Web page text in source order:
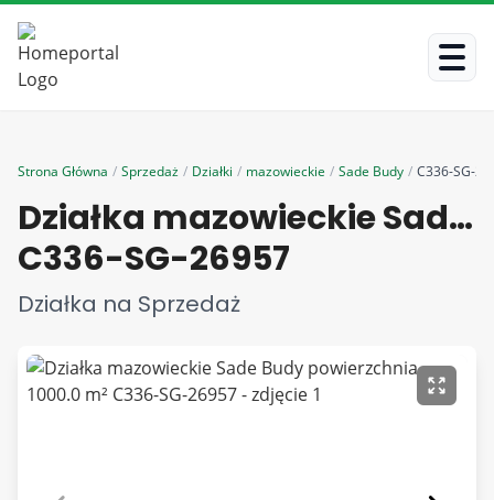
Strona Główna / Sprzedaż / Działki / mazowieckie / Sade Budy / C336-SG-
Działka mazowieckie Sade Budy powierzchnia 1000.0 m²
C336-SG-26957
Działka na Sprzedaż